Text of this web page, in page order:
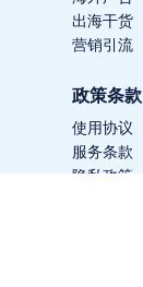
出海干货
营销引流
政策条款
使用协议
服务条款
隐私政策